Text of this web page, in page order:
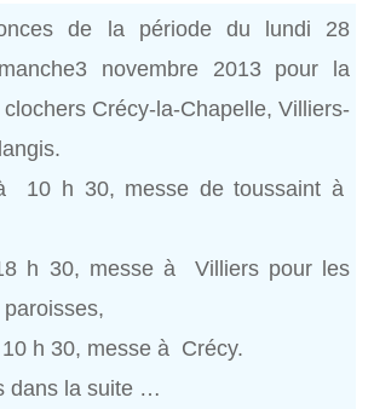
de la période du lundi 28
novembre 2013 pour la
Crécy-la-Chapelle, Villiers-
10 h 30, messe de toussaint à
h 30, messe à Villiers pour les
h 30, messe à Crécy.
dans la suite …